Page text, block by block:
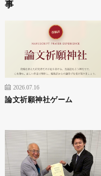
事
2026.07.16
論文祈願神社ゲーム